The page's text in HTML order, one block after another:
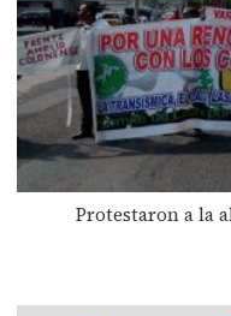
Protestaron a la